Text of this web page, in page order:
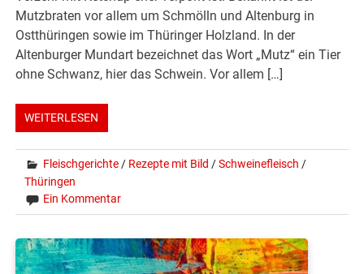
Mutzbraten vor allem um Schmölln und Altenburg in
Ostthüringen sowie im Thüringer Holzland. In der
Altenburger Mundart bezeichnet das Wort „Mutz“ ein Tier
ohne Schwanz, hier das Schwein. Vor allem […]
WEITERLESEN
Fleischgerichte/ Rezepte mit Bild /Schweinefleisch /
Thüringen
Ein Kommentar